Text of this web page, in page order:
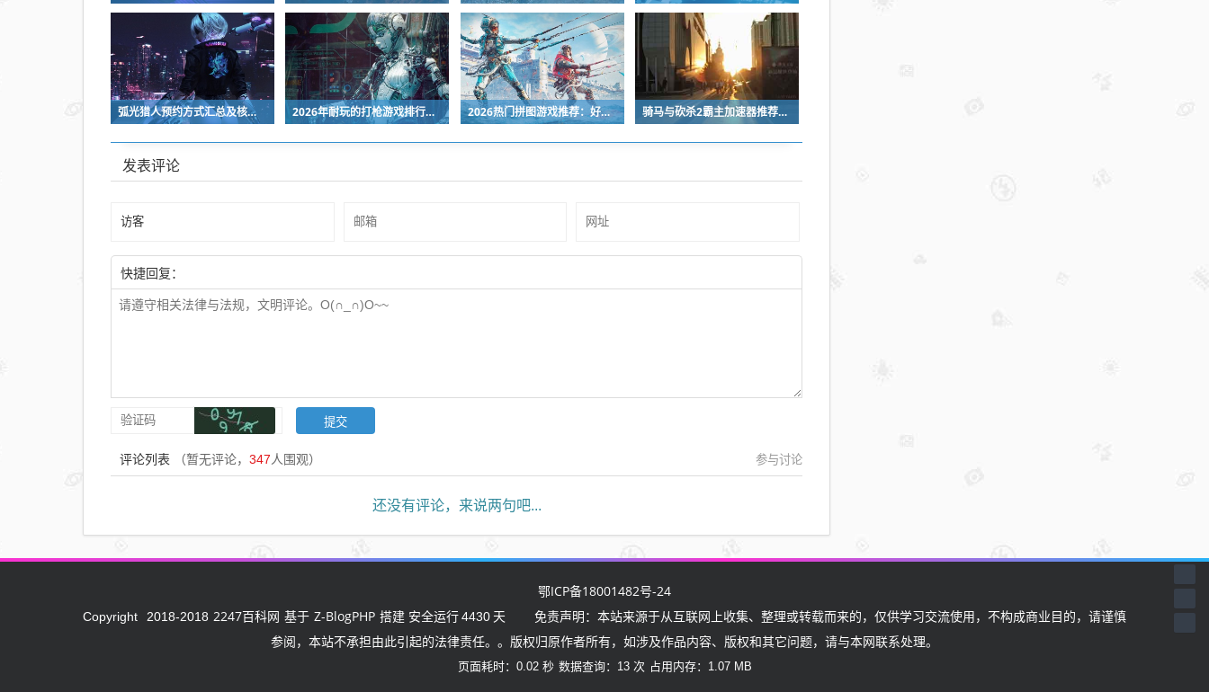
弧光猎人预约方式汇总及核心玩法详细介绍 2026年耐玩的打枪游戏排行榜TOP10 2026热门拼图游戏推荐：好玩又耐玩的拼图手游下载安装指南 骑马与砍杀2霸主加速器推荐：稳定低延迟的实用工具分享
发表评论
快捷回复：
评论列表 （暂无评论， 347人围观） 参与讨论
还没有评论，来说两句吧...
鄂ICP备18001482号-24
Copyright 2018-2018 2247百科网 基于 Z-BlogPHP 搭建 安全运行4430 天
免责声明：本站来源于从互联网上收集、整理或转载而来的，仅供学习交流使用，不构成商业目的，请谨慎
参阅，本站不承担由此引起的法律责任。。版权归原作者所有，如涉及作品内容、版权和其它问题，请与本网联系处理。
页面耗时：0.02 秒 数据查询：13 次 占用内存：1.07 MB